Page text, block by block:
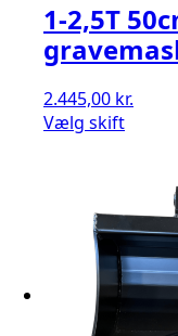
1-2,5T
2.445,00 kr.
Vælg skift